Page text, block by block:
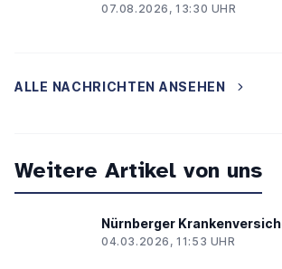
07.08.2026, 13:30 UHR
ALLE NACHRICHTEN ANSEHEN
Weitere Artikel von uns
Nürnberger
04.03.2026, 11:53 UHR